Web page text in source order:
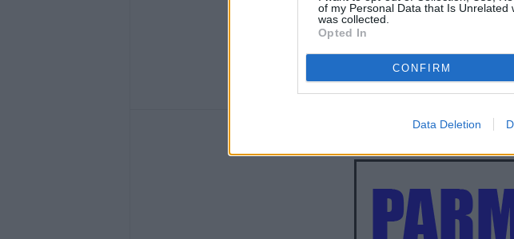
of my Personal Data that Is Unrelated
was collected.
Opted In
CONFIRM
Data Deletion